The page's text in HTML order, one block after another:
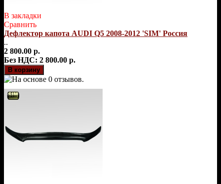
В закладки
Сравнить
Дефлектор капота AUDI Q5 2008-2012 'SIM' Россия
..
2 800.00 р.
Без НДС: 2 800.00 р.